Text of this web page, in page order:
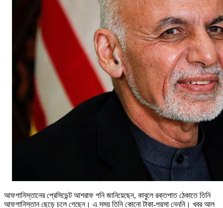
আফগানিস্তানের প্রেসিডেন্ট আশরাফ গনি জানিয়েছেন, কাবুলে রক্তপাত ঠেকাতে তিনি
আফগানিস্তান ছেড়ে চলে গেছেন। এ সময় তিনি কোনো টাকা-পয়সা নেননি। খবর আল